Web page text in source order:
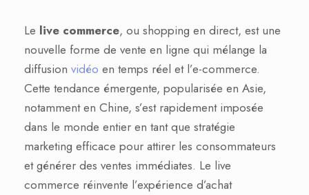
Le live commerce, ou shopping en direct, est une
nouvelle forme de vente en ligne qui mélange la
diffusion vidéo en temps réel et l’e-commerce.
Cette tendance émergente, popularisée en Asie,
notamment en Chine, s’est rapidement imposée
dans le monde entier en tant que stratégie
marketing efficace pour attirer les consommateurs
et générer des ventes immédiates. Le live
commerce réinvente l’expérience d’achat